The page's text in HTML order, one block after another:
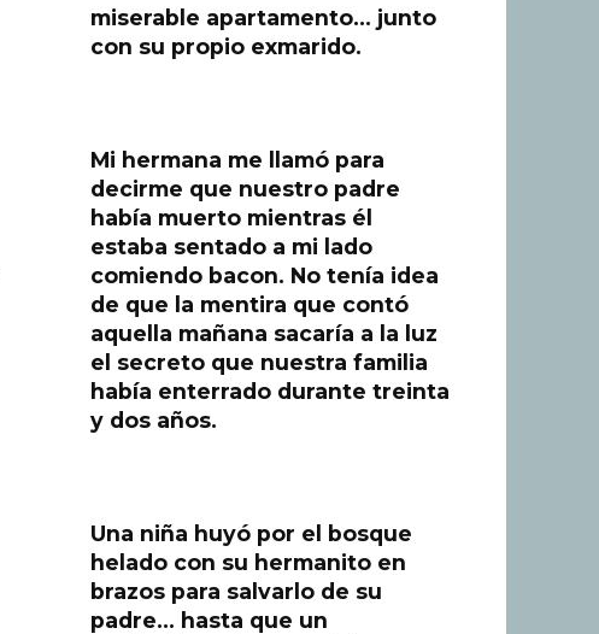
miserable apartamento… junto
con su propio exmarido.
Mi hermana me llamó para
decirme que nuestro padre
había muerto mientras él
estaba sentado a mi lado
comiendo bacon. No tenía idea
de que la mentira que contó
aquella mañana sacaría a la luz
el secreto que nuestra familia
había enterrado durante treinta
y dos años.
Una niña huyó por el bosque
helado con su hermanito en
brazos para salvarlo de su
padre… hasta que un